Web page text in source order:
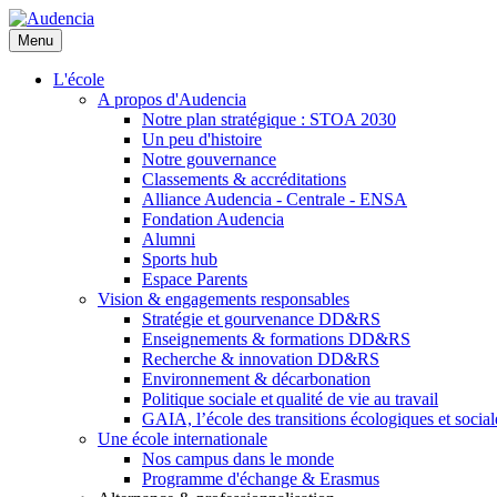
Aller
au
contenu
principal
Menu
L'école
A propos d'Audencia
Notre plan stratégique : STOA 2030
Un peu d'histoire
Notre gouvernance
Classements & accréditations
Alliance Audencia - Centrale - ENSA
Fondation Audencia
Alumni
Sports hub
Espace Parents
Vision & engagements responsables
Stratégie et gourvenance DD&RS
Enseignements & formations DD&RS
Recherche & innovation DD&RS
Environnement & décarbonation
Politique sociale et qualité de vie au travail
GAIA, l’école des transitions écologiques et
Une école internationale
Nos campus dans le monde
Programme d'échange & Erasmus